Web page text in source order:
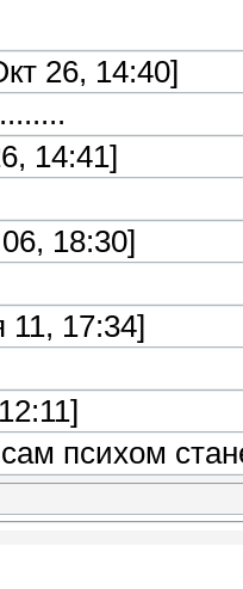
26, 14:40]
14:41]
18:30]
11, 17:34]
психом